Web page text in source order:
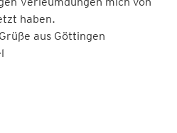
haben.
aus Göttingen